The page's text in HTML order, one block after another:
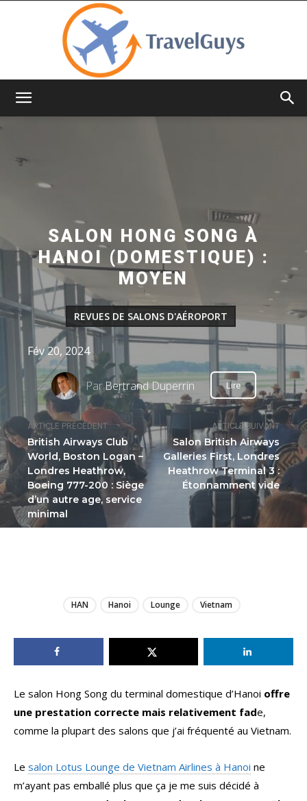
ARTICLE PRÉCÉDENT
British Airways Club
World, Boston Logan –
Londres Heathrow,
Boeing 777-200 : Siège
d’un autre age, service
minimal
ARTICLE SUIVANT
Salon British Airways
Galleries First, Londres
Heathrow Terminal 3 :
Étonnamment vide
SALON HONG SONG À
HANOI (DOMESTIQUE) :
MOYEN
REVUES DE SALONS D'AÉROPORT
Fév 20, 2024
ParBertrand Duperrin Lire
HAN Hanoi Lounge Vietnam
Le salon Hong Song du terminal domestique d’Hanoi offre
une prestation correcte mais relativement fade,
comme la plupart des salons que j’ai fréquenté au Vietnam.
Le salon Lotus Lounge de Vietnam Airlines à Hanoi ne
m’ayant pas emballé plus que ça je me suis décidé à